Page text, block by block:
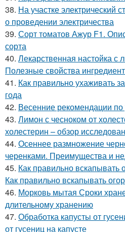
38. На участке электрический
о проведении электричества
39. Сорт томатов Ажур F1.
сорта
40. Лекарственная настойка с
Полезные свойства
41. Как правильно ухаживать
года
42. Весенние рекомендации по
43. Лимон с чесноком от
холестерин – обзор
44. Осеннее размножение
черенками. Преимущества и
45. Как правильно вскапывать
Как правильно вскапывать
46. Морковь мытая Сроки
длительному хранению
47. Обработка капусты от
от гусениц на капусте